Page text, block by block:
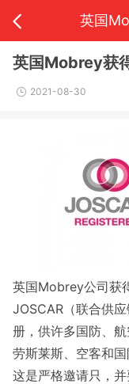
英国
英国Mobrey获
2021-08-30
英国Mobrey公司获
JOSCAR（联合供
册，供许多国防、
劳斯莱斯、空客和国
这是严格邀请只，